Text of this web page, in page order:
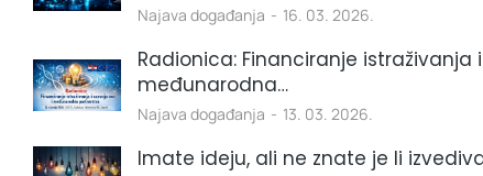
Najava događanja 16. 03. 2026.
Radionica: Financiranje istraživanja
međunarodna…
Najava događanja 13. 03. 2026.
Imate ideju, ali ne znate je li